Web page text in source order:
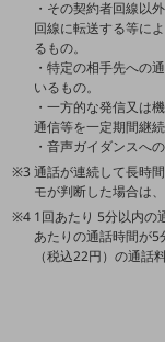
モバイルTOP
法人向けスマホ・携帯に関
おすすめの機種、料金やサ
製品TOP
ビジネス向けスマート
タフネススマートフォ
データ通信製品
・その契約者回線以
回線に転送する等に
るもの。
・特定の相手先への
いるもの。
・一方的な発信又は
通信等を一定期間継続
・音声ガイダンスへ
通話が連続して長時
モが判断した場合は
1回あたり 5分以内の
あたりの通話時間が
（税込22円）の通話